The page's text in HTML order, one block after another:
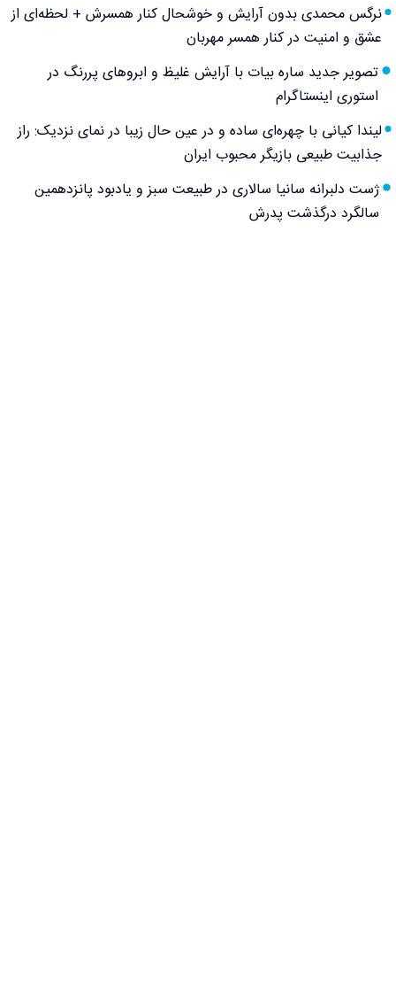
نرگس محمدی بدون آرایش و خوشحال کنار همسرش + لحظه‌ای از
عشق و امنیت در کنار همسر مهربان
تصویر جدید ساره بیات با آرایش غلیظ و ابروهای پررنگ در
استوری اینستاگرام
لیندا کیانی با چهره‌ای ساده و در عین حال زیبا در نمای نزدیک: راز
جذابیت طبیعی بازیگر محبوب ایران
ژست دلبرانه سانیا سالاری در طبیعت سبز و یادبود پانزدهمین
سالگرد درگذشت پدرش